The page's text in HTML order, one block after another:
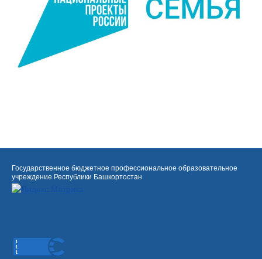
Государственное бюджетное профессиональное образовательное
учреждение Республики Башкортостан